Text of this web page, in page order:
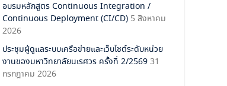
อบรมหลักสูตร Continuous Integration /
Continuous Deployment (CI/CD) 5 สิงหาคม
2026
ประชุมผู้ดูแลระบบเครือข่ายและเว็บไซต์ระดับหน่วย
งานของมหาวิทยาลัยนเรศวร ครั้งที่ 2/2569 31
กรกฎาคม 2026